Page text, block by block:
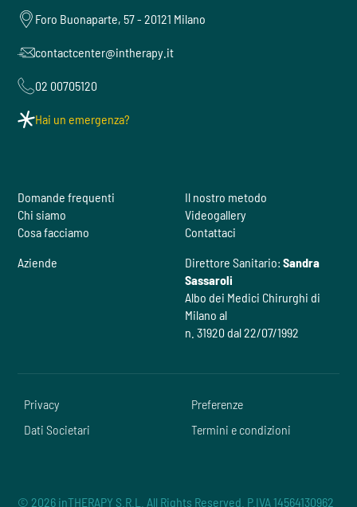
Foro Buonaparte, 57 - 20121 Milano
contactcenter@intherapy.it
02 00705120
Hai un emergenza?
Domande frequenti
Chi siamo
Cosa facciamo
Il nostro metodo
Videogallery
Contattaci
Aziende
Direttore Sanitario: Sandra
Sassaroli
Albo dei Medici Chirurghi di
Milano al
n. 31920 dal 22/07/1992
Privacy
Preferenze
Dati Societari
Termini e condizioni
© 2026 inTHERAPY S.R.L. All Rights Reserved. P.IVA 14564130962